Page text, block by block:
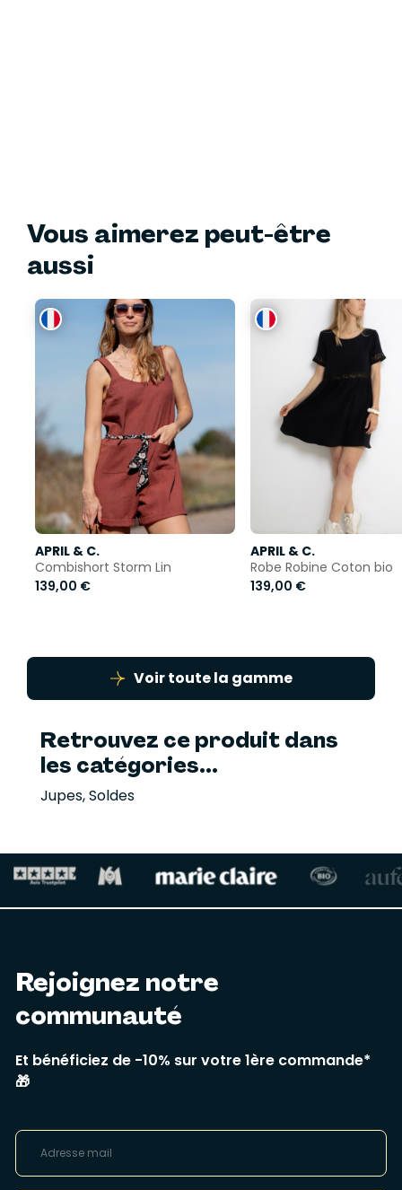
Vous aimerez peut-être
aussi
APRIL & C.
Combishort Storm Lin
139,00 €
APRIL & C.
Robe Robine Coton bio
139,00 €
Voir toute la gamme
Retrouvez ce produit dans
les catégories...
Jupes,Soldes
Rejoignez notre
communauté
Et bénéficiez de -10% sur votre 1ère commande*
🎁